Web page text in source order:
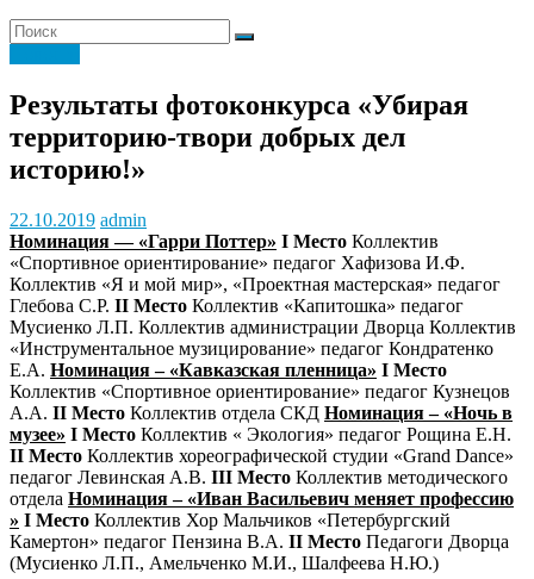
Результаты фотоконкурса «Убирая
территорию-твори добрых дел
историю!»
22.10.2019 admin
Номинация — «Гарри Поттер» I Место Коллектив
«Спортивное ориентирование» педагог Хафизова И.Ф.
Коллектив «Я и мой мир», «Проектная мастерская» педагог
Глебова С.Р. II Место Коллектив «Капитошка» педагог
Мусиенко Л.П. Коллектив администрации Дворца Коллектив
«Инструментальное музицирование» педагог Кондратенко
Е.А. Номинация – «Кавказская пленница» I Место
Коллектив «Спортивное ориентирование» педагог Кузнецов
А.А. II Место Коллектив отдела СКД Номинация – «Ночь в
музее» I Место Коллектив « Экология» педагог Рощина Е.Н.
II Место Коллектив хореографической студии «Grand Dance»
педагог Левинская А.В. III Место Коллектив методического
отдела Номинация – «Иван Васильевич меняет профессию
» I Место Коллектив Хор Мальчиков «Петербургский
Камертон» педагог Пензина В.А. II Место Педагоги Дворца
(Мусиенко Л.П., Амельченко М.И., Шалфеева Н.Ю.)